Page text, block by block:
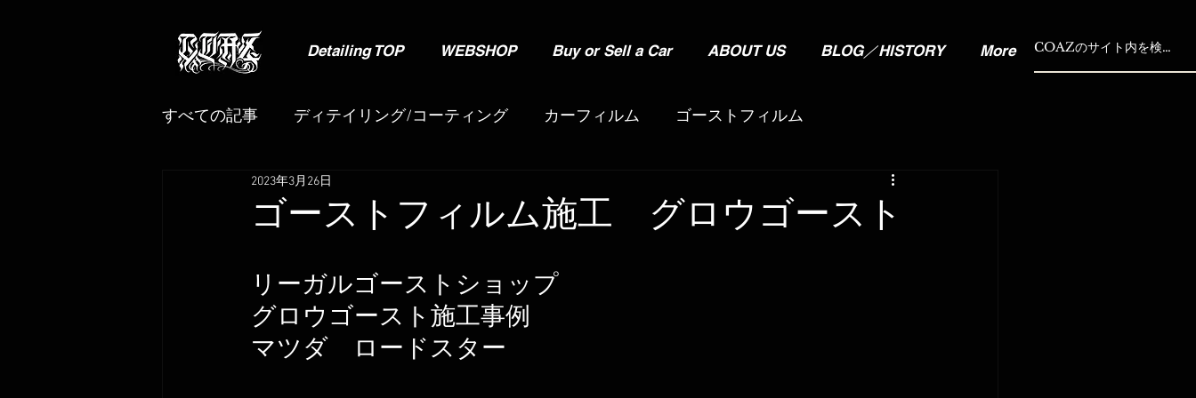
Detailing TOP WEBSHOP Buy or Sell a Car ABOUT US BLOG／HISTORY More
すべての記事 ディテイリング/コーティング カーフィルム ゴーストフィルム
プロテクションフィルム
重要なお知らせ ストックカー ガレージタイル
ゴーストフィルム施工 グロウゴースト
2023年3月26日
リーガルゴーストショップ
グロウゴースト施工事例
マツダ　ロードスター